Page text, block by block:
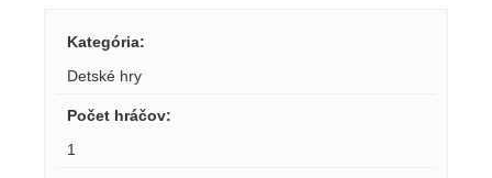
Kategória:
Detské hry
Počet hráčov:
1